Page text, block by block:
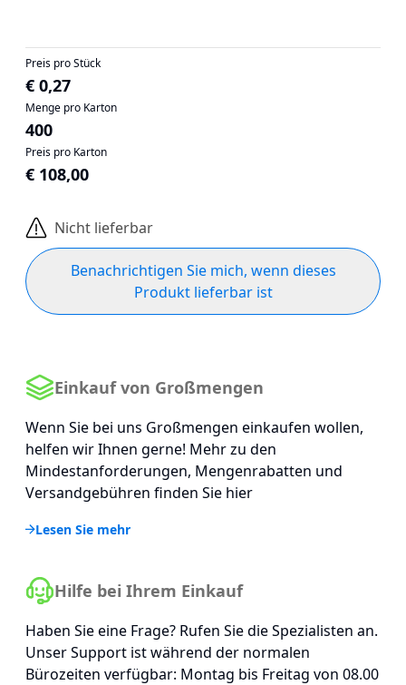
Preis pro Stück
€ 0,27
Menge pro Karton
400
Preis pro Karton
€ 108,00
Nicht lieferbar
Benachrichtigen Sie mich, wenn dieses
Produkt lieferbar ist
Einkauf von Großmengen
Wenn Sie bei uns Großmengen einkaufen wollen,
helfen wir Ihnen gerne! Mehr zu den
Mindestanforderungen, Mengenrabatten und
Versandgebühren finden Sie hier
Lesen Sie mehr
Hilfe bei Ihrem Einkauf
Haben Sie eine Frage? Rufen Sie die Spezialisten an.
Unser Support ist während der normalen
Bürozeiten verfügbar: Montag bis Freitag von 08.00